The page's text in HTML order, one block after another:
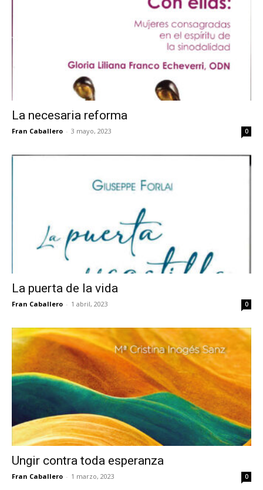
La necesaria reforma
Fran Caballero - 3 mayo, 2023 0
La puerta de la vida
Fran Caballero - 1 abril, 2023 0
Ungir contra toda esperanza
Fran Caballero - 1 marzo, 2023 0